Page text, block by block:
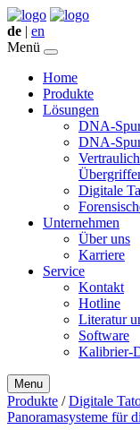
de | en
Menü
Home
Produkte
Lösungen
DNA-
DNA-
Digitale
Unternehmen
Über uns
Karriere
Service
Kontakt
Hotline
Literatur
Software
Kalibrier-
Menu
Produkte /Digitale
Panoramasysteme für